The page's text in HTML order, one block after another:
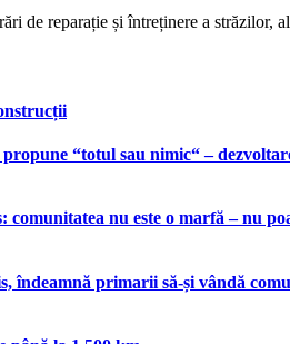
de reparație și întreținere a
“totul sau nimic“ –
nu este o marfă – nu
primarii să-și vândă